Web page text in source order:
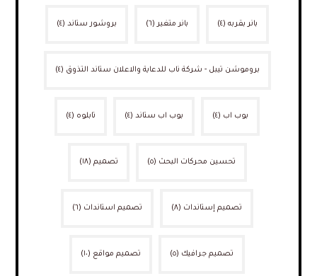
بانر بقربه (٤) بانر متغير (٦) بروشور ستاند (٤)
بروموشن تيبل - شركة ناب للدعاية والاعلان ستاند التذوق (٤)
بوب اب (٤) بوب اب ستاند (٤) تابلوه (٤)
تحسين محركات البحث (٥) تصميم (١٨)
تصميم إستاندات (٨) تصميم استاندات (٦)
تصميم جرافيك (٥) تصميم مواقع (١٠)